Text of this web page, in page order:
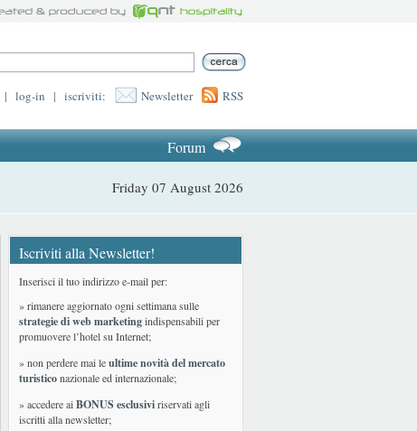
| log-in | iscriviti: Newsletter RSS
Forum
Friday 07 August 2026
Iscriviti alla Newsletter!
Inserisci il tuo indirizzo e-mail per:
» rimanere aggiornato ogni settimana sulle
strategie di web marketingindispensabili per
promuovere l’hotel su Internet;
» non perdere mai leultime novità del mercato
turisticonazionale ed internazionale;
» accedere aiBONUS esclusiviriservati agli
iscritti alla newsletter;